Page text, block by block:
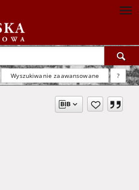
Wyszukiwanie zaawansowane ?